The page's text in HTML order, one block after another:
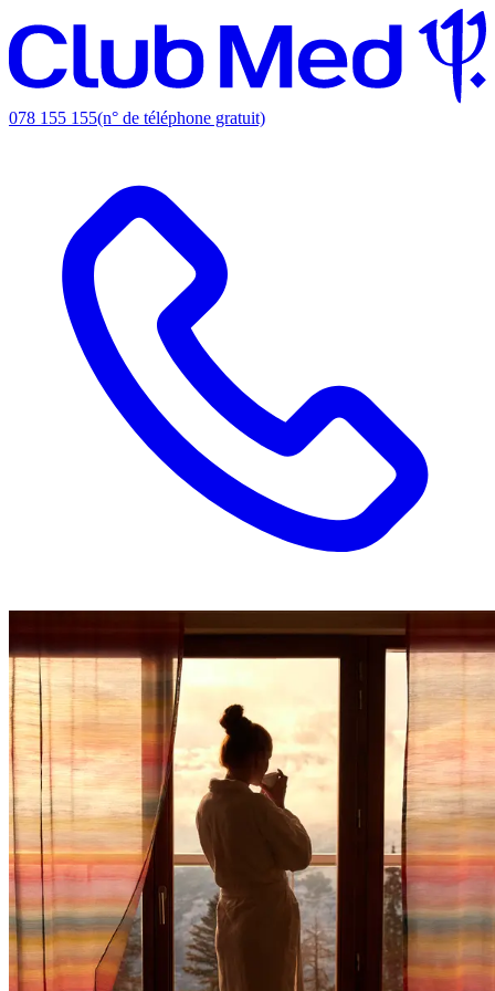
078 155 155(n° de téléphone gratuit)